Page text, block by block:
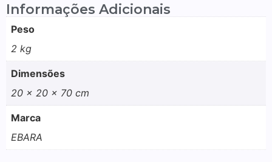
Informações Adicionais
Peso
2 kg
Dimensões
20 × 20 × 70 cm
Marca
EBARA